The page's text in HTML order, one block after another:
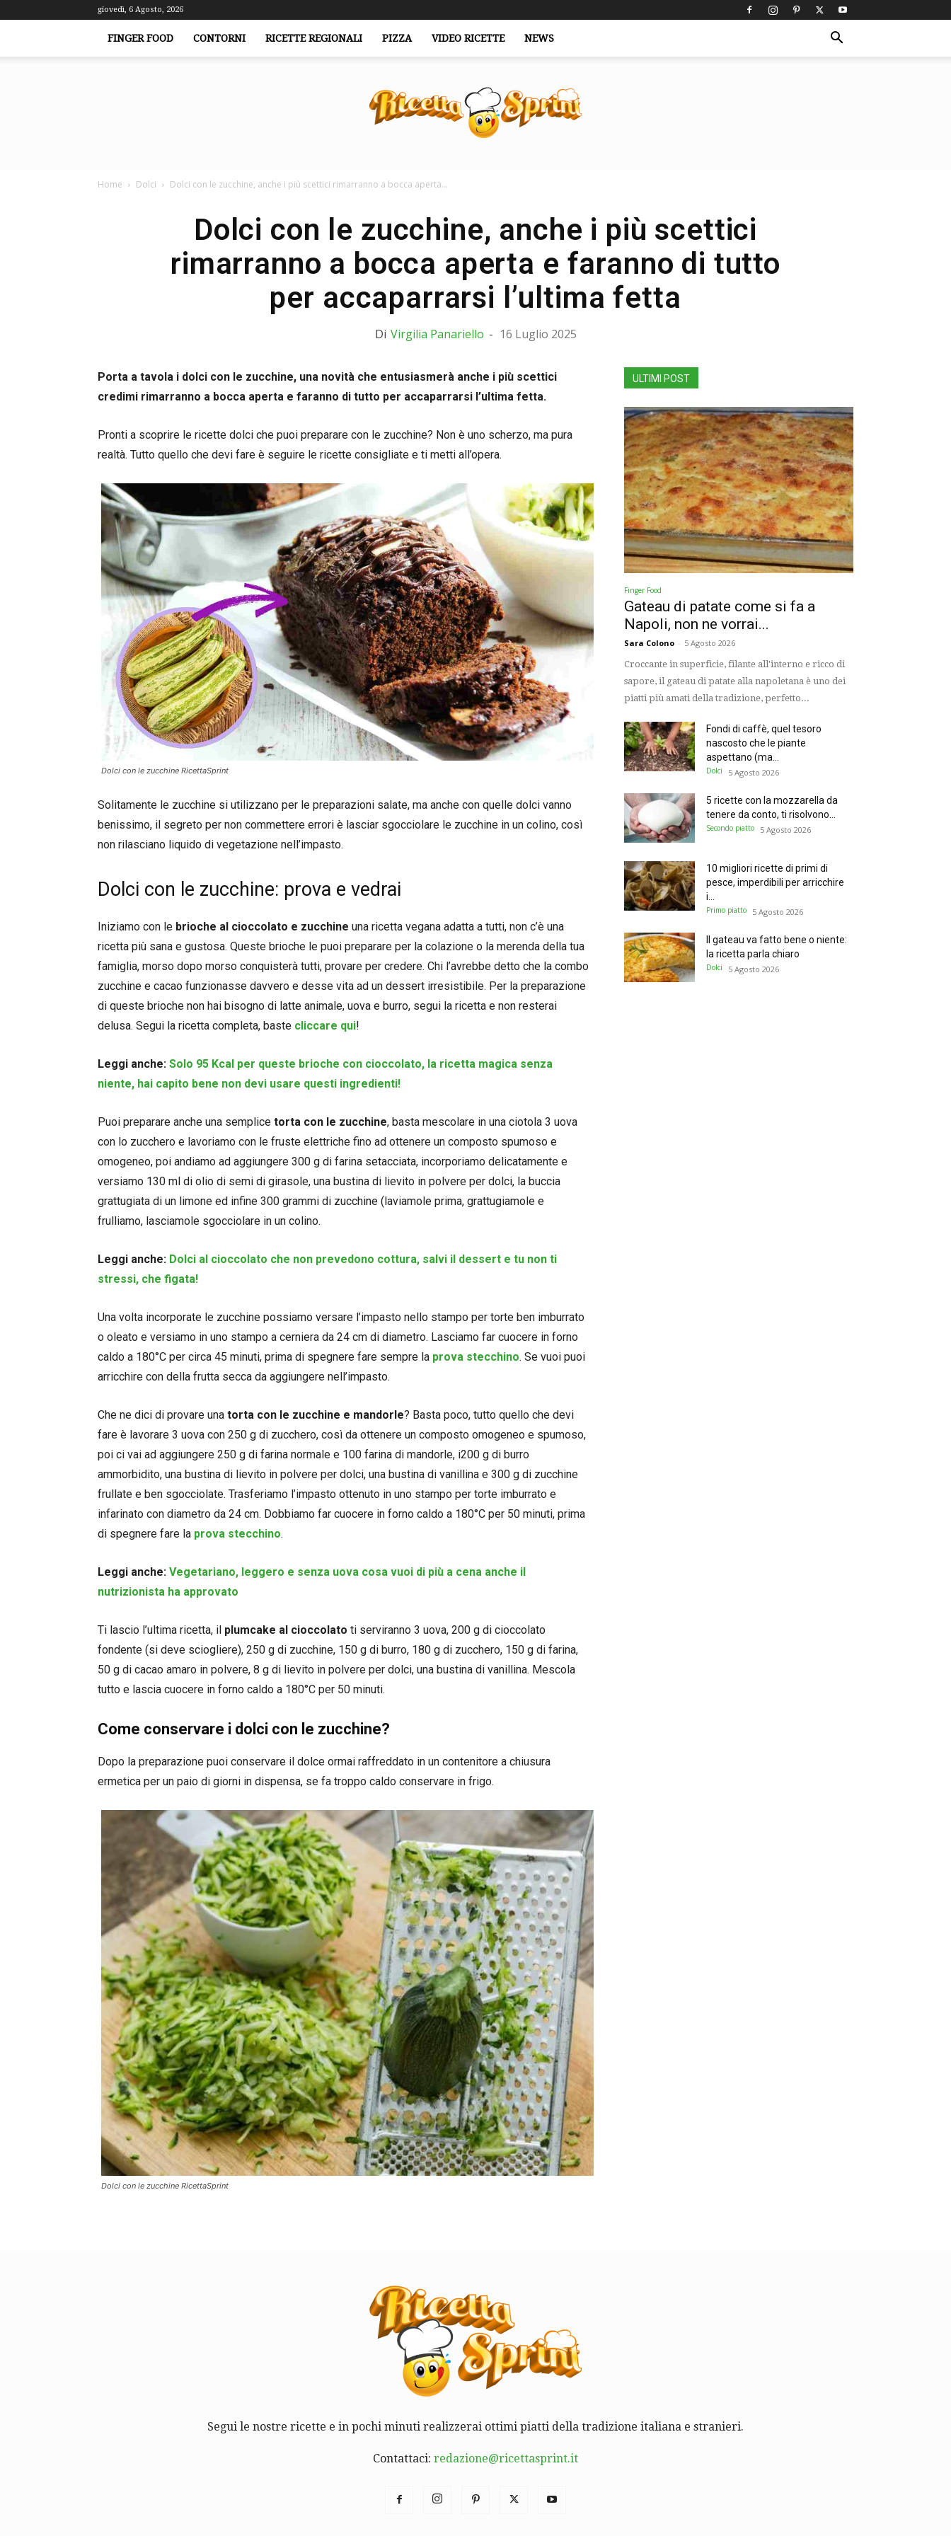
giovedì, 6 Agosto, 2026
FINGER FOOD CONTORNI RICETTE REGIONALI PIZZA VIDEO RICETTE NEWS
Home Dolci Dolci con le zucchine, anche i più scettici rimarranno a bocca aperta...
Dolci con le zucchine, anche i più scettici
rimarranno a bocca aperta e faranno di tutto
per accaparrarsi l’ultima fetta
Di Virgilia Panariello - 16 Luglio 2025
Porta a tavola i dolci con le zucchine, una novità che entusiasmerà anche i più scettici
credimi rimarranno a bocca aperta e faranno di tutto per accaparrarsi l’ultima fetta.
Pronti a scoprire le ricette dolci che puoi preparare con le zucchine? Non è uno scherzo, ma pura
realtà. Tutto quello che devi fare è seguire le ricette consigliate e ti metti all’opera.
Dolci con le zucchine RicettaSprint
Solitamente le zucchine si utilizzano per le preparazioni salate, ma anche con quelle dolci vanno
benissimo, il segreto per non commettere errori è lasciar sgocciolare le zucchine in un colino, così
non rilasciano liquido di vegetazione nell’impasto.
Dolci con le zucchine: prova e vedrai
Iniziamo con le brioche al cioccolato e zucchine una ricetta vegana adatta a tutti, non c’è una
ricetta più sana e gustosa. Queste brioche le puoi preparare per la colazione o la merenda della tua
famiglia, morso dopo morso conquisterà tutti, provare per credere. Chi l’avrebbe detto che la combo
zucchine e cacao funzionasse davvero e desse vita ad un dessert irresistibile. Per la preparazione
di queste brioche non hai bisogno di latte animale, uova e burro, segui la ricetta e non resterai
delusa. Segui la ricetta completa, baste cliccare qui!
Leggi anche: Solo 95 Kcal per queste brioche con cioccolato, la ricetta magica senza
niente, hai capito bene non devi usare questi ingredienti!
Puoi preparare anche una semplice torta con le zucchine, basta mescolare in una ciotola 3 uova
con lo zucchero e lavoriamo con le fruste elettriche fino ad ottenere un composto spumoso e
omogeneo, poi andiamo ad aggiungere 300 g di farina setacciata, incorporiamo delicatamente e
versiamo 130 ml di olio di semi di girasole, una bustina di lievito in polvere per dolci, la buccia
grattugiata di un limone ed infine 300 grammi di zucchine (laviamole prima, grattugiamole e
frulliamo, lasciamole sgocciolare in un colino.
Leggi anche: Dolci al cioccolato che non prevedono cottura, salvi il dessert e tu non ti
stressi, che figata!
Una volta incorporate le zucchine possiamo versare l’impasto nello stampo per torte ben imburrato
o oleato e versiamo in uno stampo a cerniera da 24 cm di diametro. Lasciamo far cuocere in forno
caldo a 180°C per circa 45 minuti, prima di spegnere fare sempre la prova stecchino. Se vuoi puoi
arricchire con della frutta secca da aggiungere nell’impasto.
Che ne dici di provare una torta con le zucchine e mandorle? Basta poco, tutto quello che devi
fare è lavorare 3 uova con 250 g di zucchero, così da ottenere un composto omogeneo e spumoso,
poi ci vai ad aggiungere 250 g di farina normale e 100 farina di mandorle, i200 g di burro
ammorbidito, una bustina di lievito in polvere per dolci, una bustina di vanillina e 300 g di zucchine
frullate e ben sgocciolate. Trasferiamo l’impasto ottenuto in uno stampo per torte imburrato e
infarinato con diametro da 24 cm. Dobbiamo far cuocere in forno caldo a 180°C per 50 minuti, prima
di spegnere fare la prova stecchino.
Leggi anche: Vegetariano, leggero e senza uova cosa vuoi di più a cena anche il
nutrizionista ha approvato
Ti lascio l’ultima ricetta, il plumcake al cioccolato ti serviranno 3 uova, 200 g di cioccolato
fondente (si deve sciogliere), 250 g di zucchine, 150 g di burro, 180 g di zucchero, 150 g di farina,
50 g di cacao amaro in polvere, 8 g di lievito in polvere per dolci, una bustina di vanillina. Mescola
tutto e lascia cuocere in forno caldo a 180°C per 50 minuti.
Come conservare i dolci con le zucchine?
Dopo la preparazione puoi conservare il dolce ormai raffreddato in un contenitore a chiusura
ermetica per un paio di giorni in dispensa, se fa troppo caldo conservare in frigo.
Dolci con le zucchine RicettaSprint
ULTIMI POST
Finger Food
Gateau di patate come si fa a
Napoli, non ne vorrai...
Sara Colono - 5 Agosto 2026
Croccante in superficie, filante all'interno e ricco di
sapore, il gateau di patate alla napoletana è uno dei
piatti più amati della tradizione, perfetto...
Fondi di caffè, quel tesoro
nascosto che le piante
aspettano (ma...
Dolci 5 Agosto 2026
5 ricette con la mozzarella da
tenere da conto, ti risolvono...
Secondo piatto 5 Agosto 2026
10 migliori ricette di primi di
pesce, imperdibili per arricchire
i...
Primo piatto 5 Agosto 2026
Il gateau va fatto bene o niente:
la ricetta parla chiaro
Dolci 5 Agosto 2026
Segui le nostre ricette e in pochi minuti realizzerai ottimi piatti della tradizione italiana e stranieri.
Contattaci: redazione@ricettasprint.it